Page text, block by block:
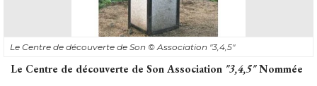
Le Centre de découverte de Son © Association "3,4,5"
Le Centre de découverte de Son Association "3,4,5"Nommée